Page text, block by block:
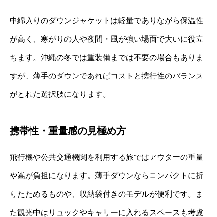
中綿入りのダウンジャケットは軽量でありながら保温性
が高く、寒がりの人や夜間・風が強い場面で大いに役立
ちます。沖縄の冬では重装備までは不要の場合もありま
すが、薄手のダウンであればコストと携行性のバランス
がとれた選択肢になります。
携帯性・重量感の見極め方
飛行機や公共交通機関を利用する旅ではアウターの重量
や嵩が負担になります。薄手ダウンならコンパクトに折
りたためるものや、収納袋付きのモデルが便利です。ま
た観光中はリュックやキャリーに入れるスペースも考慮